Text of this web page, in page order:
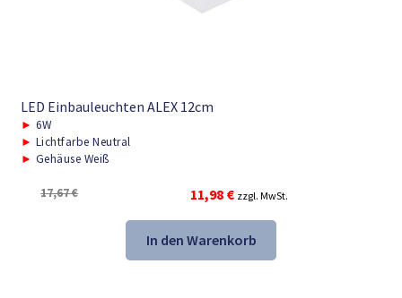
LED Einbauleuchten ALEX 12cm
► 6W
► Lichtfarbe Neutral
► Gehäuse Weiß
17,67€
Ursprünglicher
Preis
war:
17,67 €
11,98 €Aktueller
Preis
ist:
11,98 €.
zzgl. MwSt.
In den Warenkorb